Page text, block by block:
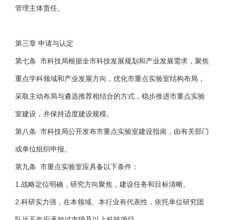
管理主体责任。
第三章 申请与认定
第七条 市科技局根据全市科技发展规划和产业发展需求，聚焦
重点学科领域和产业发展方向，优化市重点实验室结构布局，
采取主动布局与遴选推荐相结合的方式，稳步推进市重点实验
室建设，并保持适度建设规模。
第八条 市科技局公开发布市重点实验室建设指南，由有关部门
或单位组织申报。
第九条 市重点实验室应具备以下条件：
1.战略定位明确，研究方向聚焦，建设任务和目标清晰。
2.科研实力强，在本领域、本行业有代表性，依托单位研究团